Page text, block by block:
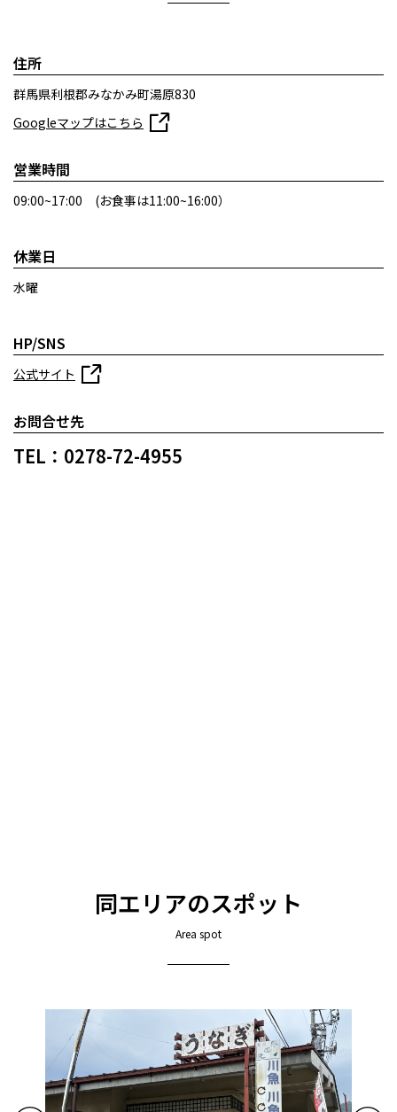
住所
群馬県利根郡みなかみ町湯原830
Googleマップはこちら
営業時間
09:00~17:00 (お食事は11:00~16:00）
休業日
水曜
HP/SNS
公式サイト
お問合せ先
TEL：0278-72-4955
同エリアのスポット
Area spot